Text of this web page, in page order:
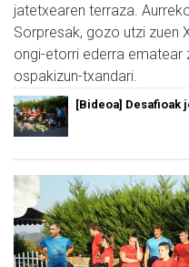
jatetxearen terraza.
Sorpresak, gozo utzi zuen
ongi-etorri ederra ematear
ospakizun-txandari.
[Bideoa] Desafioak